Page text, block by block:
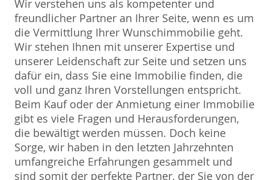
Wir verstehen uns als kompetenter und
freundlicher Partner an Ihrer Seite, wenn es um
die Vermittlung Ihrer Wunschimmobilie geht.
Wir stehen Ihnen mit unserer Expertise und
unserer Leidenschaft zur Seite und setzen uns
dafür ein, dass Sie eine Immobilie finden, die
voll und ganz Ihren Vorstellungen entspricht.
Beim Kauf oder der Anmietung einer Immobilie
gibt es viele Fragen und Herausforderungen,
die bewältigt werden müssen. Doch keine
Sorge, wir haben in den letzten Jahrzehnten
umfangreiche Erfahrungen gesammelt und
sind somit der perfekte Partner, der Sie von der